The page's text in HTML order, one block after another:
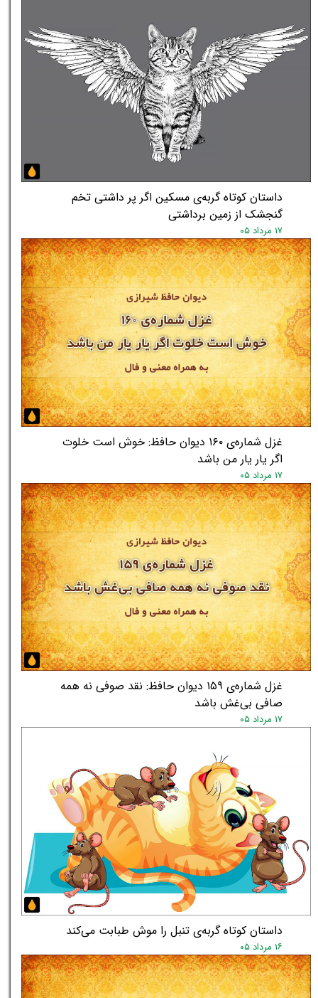
داستان کوتاه گربه‌ی مسکین اگر پر داشتی تخم
گنجشک از زمین برداشتی
۱۷ مرداد ۰۵
غزل شماره‌ی ۱۶۰ دیوان حافظ: خوش است خلوت
اگر یار یار من باشد
۱۷ مرداد ۰۵
غزل شماره‌ی ۱۵۹ دیوان حافظ: نقد صوفی نه همه
صافی بی‌غش باشد
۱۷ مرداد ۰۵
داستان کوتاه گربه‌ی تنبل را موش طبابت می‌کند
۱۶ مرداد ۰۵